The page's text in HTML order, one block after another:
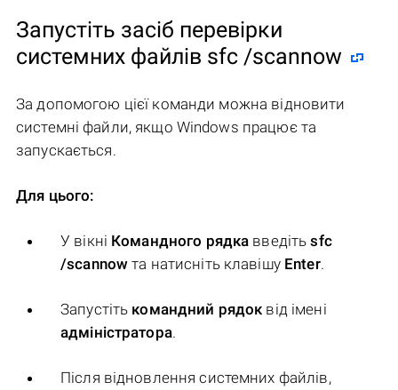
Запустіть засіб перевірки
системних файлів sfc /scannow
За допомогою цієї команди можна відновити
системні файли, якщо Windows працює та
запускається.
Для цього:
У вікні Командного рядка введітьsfc
/scannow та натисніть клавішу Enter.
Запустіть командний рядок від імені
адміністратора.
Після відновлення системних файлів,